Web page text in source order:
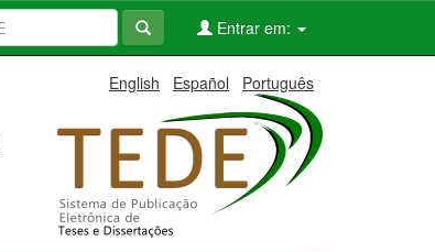
Entrar em:
English Español Português